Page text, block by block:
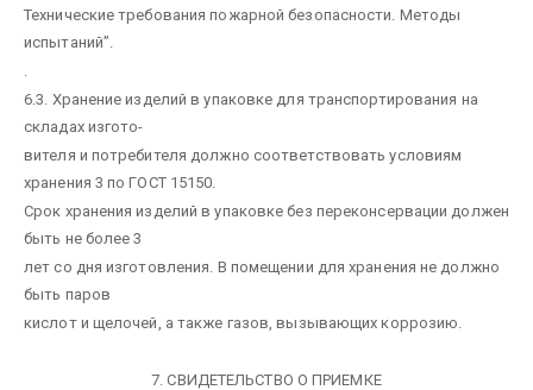
Технические требования пожарной безопасности. Методы
испытаний”.
.
6.3. Хранение изделий в упаковке для транспортирования на
складах изгото-
вителя и потребителя должно соответствовать условиям
хранения 3 по ГОСТ 15150.
Срок хранения изделий в упаковке без переконсервации должен
быть не более 3
лет со дня изготовления. В помещении для хранения не должно
быть паров
кислот и щелочей, а также газов, вызывающих коррозию.
7. СВИДЕТЕЛЬСТВО О ПРИЕМКЕ